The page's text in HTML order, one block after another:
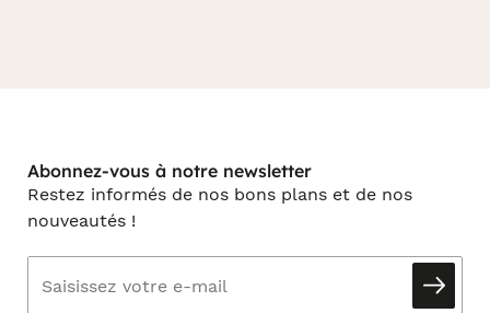
Abonnez-vous à notre newsletter
Restez informés de nos bons plans et de nos
nouveautés !